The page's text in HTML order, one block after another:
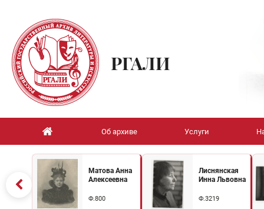
РГАЛИ
Об архиве Услуги
Матова Анна
Алексеевна
Ф.800
Лиснянская
Инна Львовна
Ф.3219